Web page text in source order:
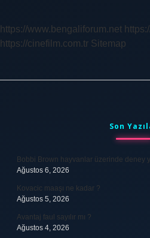
https://www.bengaliforum.net
https://cinefilm.com.tr Sitemap
Son
Bobbi Brown hayvanlar üzerinde deney
Ağustos 6, 2026
Kovacic maaşı ne kadar ?
Ağustos 5, 2026
Avantaj faul sayılır mı ?
Ağustos 4, 2026